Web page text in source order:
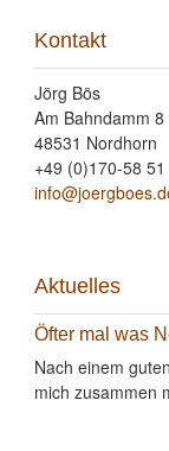
Kontakt
Jörg Bös
Am Bahndamm 8
48531 Nordhorn
+49 (0)170-58 51
Aktuelles
Öfter mal was
Nach einem
mich zusammen